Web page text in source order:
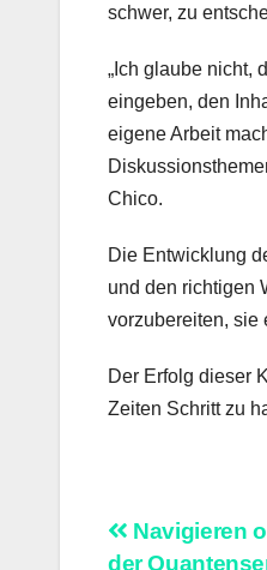
schwer, zu
„Ich glaube nicht,
eingeben, den
eigene Arbeit
Chico.
Die Entwicklung
und den richtigen
vorzubereiten, sie
Der Erfolg dieser
Zeiten Schritt zu
Navigieren
der